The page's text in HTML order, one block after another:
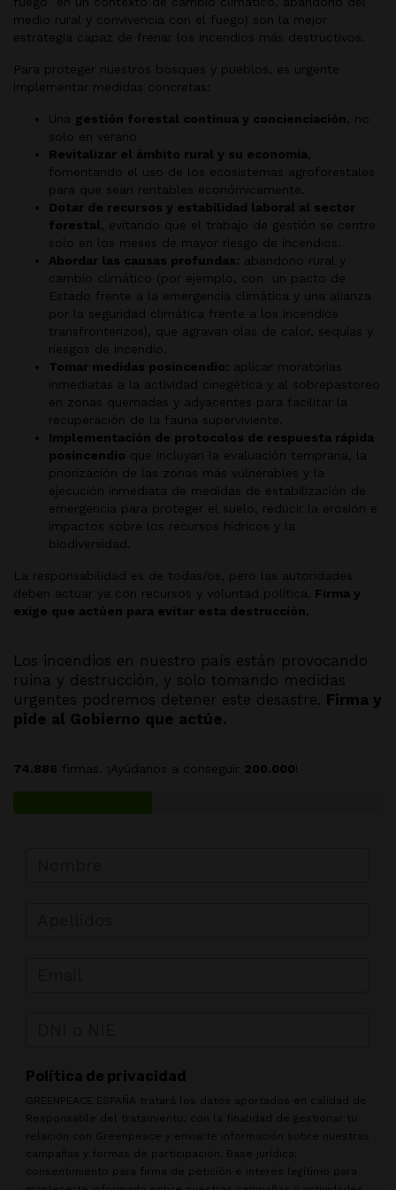
medio rural y convivencia con el fuego) son la mejor
estrategia capaz de frenar los incendios más destructivos.
Para proteger nuestros bosques y pueblos, es urgente
implementar medidas concretas:
Una gestión forestal continua y concienciación, no
solo en verano
Revitalizar el ámbito rural y su economía
fomentando el uso de los ecosistemas agroforestales
para que sean rentables económicamente.
Dotar de recursos y estabilidad laboral al sector
forestal
, evitando que el trabajo de gestión se centre
solo en los meses de mayor riesgo de incendios.
Abordar las causas profundas: abandono rural y
cambio climático (por ejemplo, con un pacto de
Estado frente a la emergencia climática y una alianza
por la seguridad climática frente a los incendios
transfronterizos), que agravan olas de calor, sequías y
riesgos de incendio.
Tomar medidas posincendio: aplicar moratorias
inmediatas a la actividad cinegética y al sobrepastoreo
en zonas quemadas y adyacentes para facilitar la
recuperación de la fauna superviviente.
Implementación de protocolos de respuesta rápida
posincendio que incluyan la evaluación temprana, la
priorización de las zonas más vulnerables y la
ejecución inmediata de medidas de estabilización de
emergencia para proteger el suelo, reducir la erosión e
impactos sobre los recursos hídricos y la
biodiversidad.
La responsabilidad es de todas/os, pero las autoridades
deben actuar ya con recursos y voluntad política.
Firma y
exige que actúen para evitar esta destrucción.
Los incendios en nuestro país están provocando
ruina y destrucción, y solo tomando medidas
urgentes podremos detener este desastre. Firma y
pide al Gobierno que actúe.
74.886 firmas. ¡Ayúdanos a conseguir 200.000!
Política de privacidad
GREENPEACE ESPAÑA tratará los datos aportados en calidad de
Responsable del tratamiento, con la finalidad de gestionar tu
relación con Greenpeace y enviarte información sobre nuestras
campañas y formas de participación. Base jurídica:
consentimiento para firma de petición e interés legítimo para